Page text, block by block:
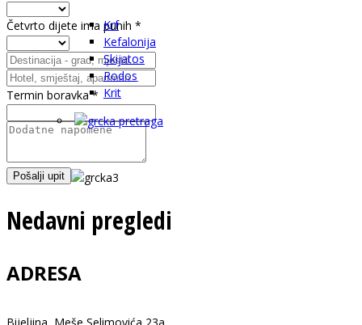
Krf
Kefalonija
Skijatos
Rodos
Krit
Četvrto dijete ima punih *
Termin boravka*
Pošalji upit
Nedavni pregledi
ADRESA